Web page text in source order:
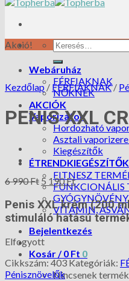
Webáruház
FÉRFIAKNAK
NŐKNEK
AKCIÓK
Vaporizátor
Hordozható
Asztali
Kiegészítők
ÉTRENDKIEGÉSZÍTŐK
FITNESZ
FUNKCIONÁLIS
VITAMIN,
Bejelentkezés
Kosár /0 Ft 0
Nincsenek
Akció!
Kezdőlap / FÉRFIAKNAK /
PENIS XXL
6 990Ft 5 190Ft
Penis XXL krém (200
stimuláló hatású
Elfogyott
Cikkszám: 403 Kategóriák:
Pénisznövelők